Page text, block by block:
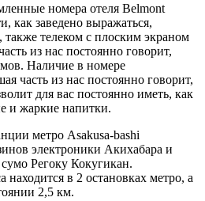
номера отеля Belmont
как заведено выражаться,
телеком с плоским экраном
из нас постоянно говорит,
Наличие в номере
часть из нас постоянно говорит,
для вас постоянно иметь, как
и жаркие напитки.
метро Asakusa-bashi
электроники Акихабара и
Регоку Кокугикан.
в 2 остановках метро, а
2,5 км.